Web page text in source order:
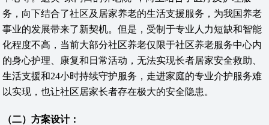
务，向下结合了社区及居家养老的生活支援服务，为我国养老
事业的发展带来了新契机。但是，受制于专业人力短缺和智能
化程度不高，当前大部分社区养老仅限于社区养老服务中心内
的身心护理、康复和日常活动，无法实现长者居家安全救助、
生活支援和24小时持续守护服务，走进家庭的专业介护服务难
以实现，也让社区居家长者存在极大的安全隐患。
（二）方案设计：